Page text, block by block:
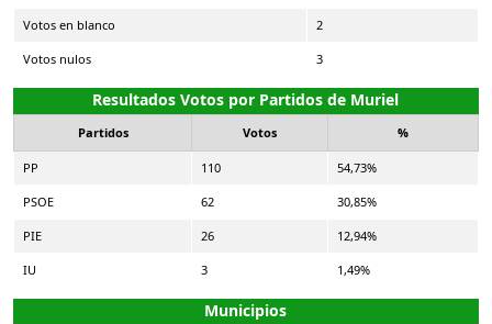
Votos en blanco 2
Votos nulos 3
Resultados Votos por Partidos de Muriel
Partidos Votos %
PP 110 54,73%
PSOE 62 30,85%
PIE 26 12,94%
IU 3 1,49%
Municipios